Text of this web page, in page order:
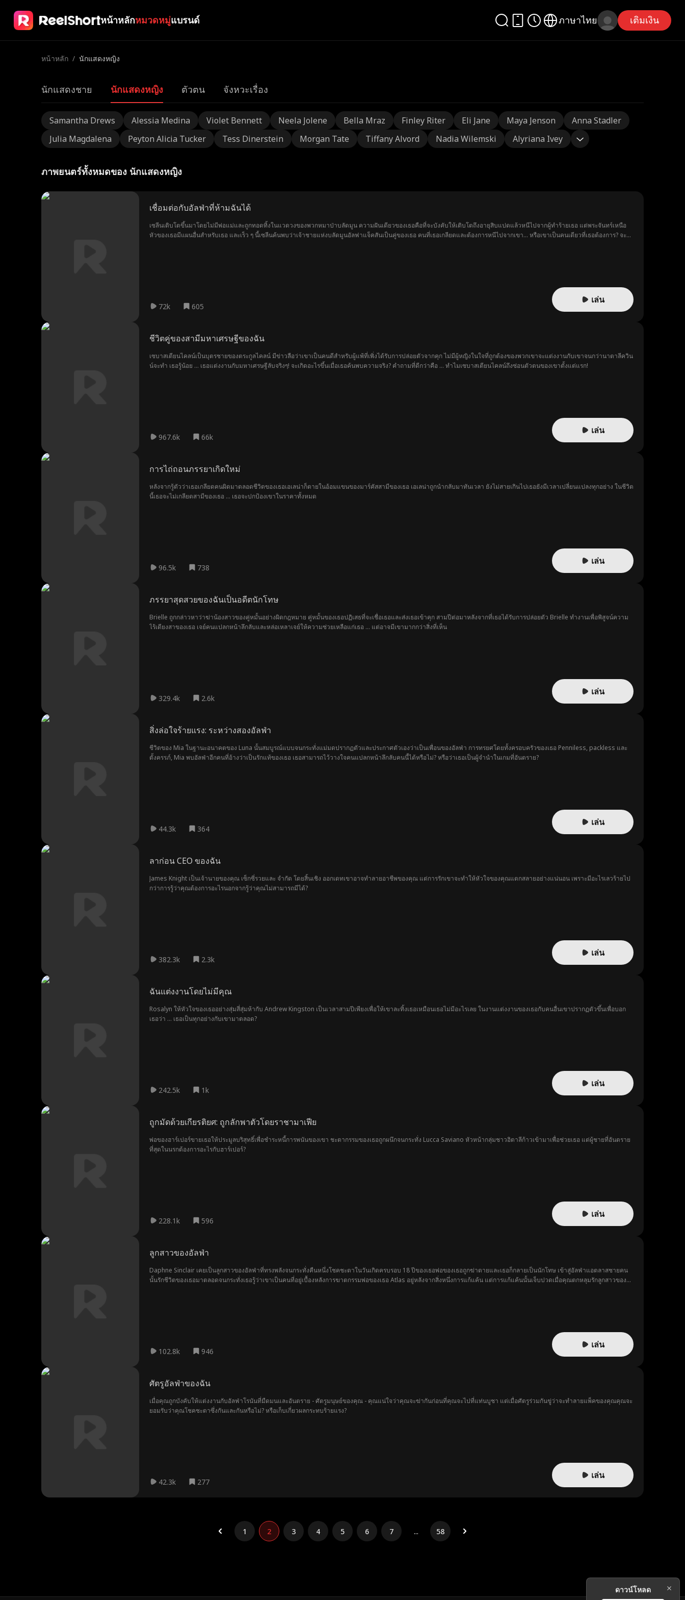
หน้าหลักหมวดหมู่แบรนด์ ภาษาไทย เติมเงิน
หน้าหลัก / นักแสดงหญิง
นักแสดงชาย นักแสดงหญิง ตัวตน จังหวะเรื่อง
Samantha Drews Alessia Medina Violet Bennett Neela Jolene Bella Mraz Finley Riter Eli Jane Maya Jenson
Anna Stadler
Julia Magdalena
Peyton Alicia Tucker Tess Dinerstein Morgan Tate Tiffany Alvord Nadia Wilemski Alyriana Ivey
ภาพยนตร์ทั้งหมดของ นักแสดงหญิง
เชื่อมต่อกับอัลฟ่าที่ห้ามฉันได้
เซลีนเติบโตขึ้นมาโดยไม่มีพ่อแม่และถูกทอดทิ้งในแวดวงของพวกหมาป่าบลัดมูน ความฝันเดียวของเธอคือที่จะบังคับให้เติบโตถึงอายุสิบแปดแล้วหนีไปจากผู้ทำร้ายเธอ แต่พระจันทร์เหนือ
หัวของเธอมีแผนอื่นสำหรับเธอ และเร็ว ๆ นี้เซลีนค้นพบว่าเจ้าชายแห่งบลัดมูนอัลฟาแจ็คสันเป็นคู่ของเธอ คนที่เธอเกลียดและต้องการหนีไปจากเขา... หรือเขาเป็นคนเดียวที่เธอต้องการ? จะ
72k 605
เล่น
ชีวิตคู่ของสามีมหาเศรษฐีของฉัน
เซบาสเตียนไคลน์เป็นบุตรชายของตระกูลไคลน์ มีข่าวลือว่าเขาเป็นคนดีสำหรับผู้แพ้ที่เพิ่งได้รับการปล่อยตัวจากคุก ไม่มีผู้หญิงในใจที่ถูกต้องของพวกเขาจะแต่งงานกับเขาจนกว่านาตาลีควิน
น์จะทำ เธอรู้น้อย ... เธอแต่งงานกับมหาเศรษฐีลับจริงๆ! จะเกิดอะไรขึ้นเมื่อเธอค้นพบความจริง? คำถามที่ดีกว่าคือ ... ทำไมเซบาสเตียนไคลน์ถึงซ่อนตัวตนของเขาตั้งแต่แรก!
967.6k 66k
เล่น
การไถ่ถอนภรรยาเกิดใหม่
หลังจากรู้ตัวว่าเธอเกลียดคนผิดมาตลอดชีวิตของเธอเอเลน่าก็ตายในอ้อมแขนของมาร์คัสสามีของเธอ เอเลน่าถูกนำกลับมาทันเวลา ยังไม่สายเกินไปเธอยังมีเวลาเปลี่ยนแปลงทุกอย่าง ในชีวิต
นี้เธอจะไม่เกลียดสามีของเธอ ... เธอจะปกป้องเขาในราคาทั้งหมด
96.5k 738
เล่น
ภรรยาสุดสวยของฉันเป็นอดีตนักโทษ
Brielle ถูกกล่าวหาว่าฆ่าน้องสาวของคู่หมั้นอย่างผิดกฎหมาย คู่หมั้นของเธอปฏิเสธที่จะเชื่อเธอและส่งเธอเข้าคุก สามปีต่อมาหลังจากที่เธอได้รับการปล่อยตัว Brielle ทำงานเพื่อพิสูจน์ความ
ไร้เดียงสาของเธอ เจย์คนแปลกหน้าลึกลับและหล่อเหลาเจย์ให้ความช่วยเหลือแก่เธอ ... แต่อาจมีเขามากกว่าสิ่งที่เห็น
329.4k 2.6k
เล่น
สิ่งล่อใจร้ายแรง: ระหว่างสองอัลฟ่า
ชีวิตของ Mia ในฐานะอนาคตของ Luna นั้นสมบูรณ์แบบจนกระทั่งแม่มดปรากฏตัวและประกาศตัวเองว่าเป็นเพื่อนของอัลฟ่า การทรยศโดยทั้งครอบครัวของเธอ Penniless, packless และ
ตั้งครรภ์, Mia พบอัลฟ่าอีกคนที่อ้างว่าเป็นรักแท้ของเธอ เธอสามารถไว้วางใจคนแปลกหน้าลึกลับคนนี้ได้หรือไม่? หรือว่าเธอเป็นผู้จำนำในเกมที่อันตราย?
44.3k 364
เล่น
ลาก่อน CEO ของฉัน
James Knight เป็นเจ้านายของคุณ เซ็กซี่รวยและ จำกัด โดยสิ้นเชิง ออกเดทเขาอาจทำลายอาชีพของคุณ แต่การรักเขาจะทำให้หัวใจของคุณแตกสลายอย่างแน่นอน เพราะมีอะไรเลวร้ายไป
กว่าการรู้ว่าคุณต้องการอะไรนอกจากรู้ว่าคุณไม่สามารถมีได้?
382.3k 2.3k
เล่น
ฉันแต่งงานโดยไม่มีคุณ
Rosalyn ให้หัวใจของเธออย่างสุ่มสี่สุ่มห้ากับ Andrew Kingston เป็นเวลาสามปีเพียงเพื่อให้เขาละทิ้งเธอเหมือนเธอไม่มีอะไรเลย ในงานแต่งงานของเธอกับคนอื่นเขาปรากฏตัวขึ้นเพื่อบอก
เธอว่า ... เธอเป็นทุกอย่างกับเขามาตลอด?
242.5k 1k
เล่น
ถูกมัดด้วยเกียรติยศ: ถูกลักพาตัวโดยราชามาเฟีย
พ่อของฮาร์เปอร์ขายเธอให้ประมูลบริสุทธิ์เพื่อชำระหนี้การพนันของเขา ชะตากรรมของเธอถูกผนึกจนกระทั่ง Lucca Saviano หัวหน้ากลุ่มชาวอิตาลีก้าวเข้ามาเพื่อช่วยเธอ แต่ผู้ชายที่อันตราย
ที่สุดในนรกต้องการอะไรกับฮาร์เปอร์?
228.1k 596
เล่น
ลูกสาวของอัลฟ่า
Daphne Sinclair เคยเป็นลูกสาวของอัลฟ่าที่ทรงพลังจนกระทั่งคืนหนึ่งโชคชะตาในวันเกิดครบรอบ 18 ปีของเธอพ่อของเธอถูกฆ่าตายและเธอก็กลายเป็นนักโทษ เข้าสู่อัลฟ่าแอตลาสชายคน
นั้นรักชีวิตของเธอมาตลอดจนกระทั่งเธอรู้ว่าเขาเป็นคนที่อยู่เบื้องหลังการฆาตกรรมพ่อของเธอ Atlas อยู่หลังจากสิ่งหนึ่งการแก้แค้น แต่การแก้แค้นนั้นเจ็บปวดเมื่อคุณตกหลุมรักลูกสาวของ
102.8k 946
เล่น
ศัตรูอัลฟ่าของฉัน
เมื่อคุณถูกบังคับให้แต่งงานกับอัลฟ่าโรนันที่มืดมนและอันตราย - ศัตรูมนุษย์ของคุณ - คุณแน่ใจว่าคุณจะฆ่ากันก่อนที่คุณจะไปที่แท่นบูชา แต่เมื่อศัตรูร่วมกันขู่ว่าจะทำลายแพ็คของคุณคุณจะ
ยอมรับว่าคุณโชคชะตาซึ่งกันและกันหรือไม่? หรือเก็บเกี่ยวผลกระทบร้ายแรง?
42.3k 277
เล่น
1 2 3 4 5 6 7 ... 58
ดาวน์โหลด